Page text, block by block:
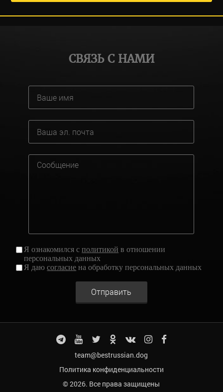
СВЯЗЬ С НАМИ
Я ознакомился сполитикой в отношении
персональных данных
Я даюсогласие на обработку персональных данных
Отправить
team@bestrussian.dog
Политика конфиденциальности
© 2026. Все права защищены